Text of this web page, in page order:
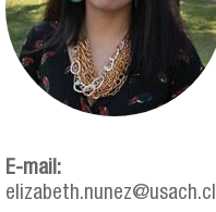
E-mail:
elizabeth.nunez@usach.cl